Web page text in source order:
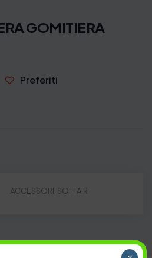
GOMITIERA
Preferiti
ACCESSORI SOFTAIR